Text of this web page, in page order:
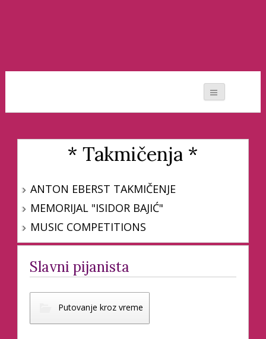
* Takmičenja *
ANTON EBERST TAKMIČENJE
MEMORIJAL "ISIDOR BAJIĆ"
MUSIC COMPETITIONS
Slavni pijanista
Putovanje kroz vreme